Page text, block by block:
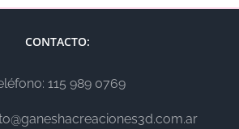
CONTACTO:
115 989 0769